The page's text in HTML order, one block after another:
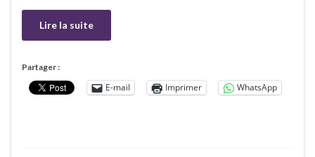
Lire la suite
Partager :
E-mail Imprimer WhatsApp